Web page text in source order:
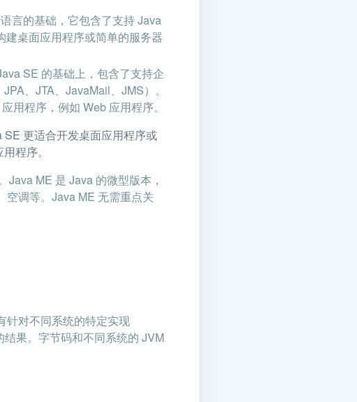
言的基础，它包含了支持 Java
桌面应用程序或简单的服务器
SE 的基础上，包含了支持企
、JTA、JavaMail、JMS）。
用程序，例如 Web 应用程序。
更适合开发桌面应用程序或
程序。
ME 是 Java 的微型版本，
空调等。Java ME 无需重点关
针对不同系统的特定实现
果。字节码和不同系统的 JVM